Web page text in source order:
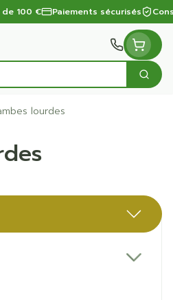
100 € Paiements sécurisés
lourdes